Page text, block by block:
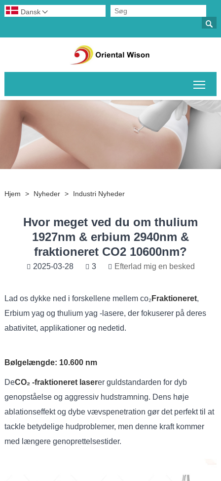

Dansk 
Hjem > Nyheder > Industri Nyheder
Hvor meget ved du om thulium
1927nm & erbium 2940nm &
fraktioneret CO2 10600nm?
2025-03-28 3 Efterlad mig en besked
Lad os dykke ned i forskellene mellem co₂Fraktioneret,
Erbium yag og thulium yag -lasere, der fokuserer på deres
abativitet, applikationer og nedetid.
Bølgelængde: 10.600 nm
DeCO₂ -fraktioneret laserer guldstandarden for dyb
genopståelse og aggressiv hudstramning. Dens høje
ablationseffekt og dybe vævspenetration gør det perfekt til at
tackle betydelige hudproblemer, men denne kraft kommer
med længere genoprettelsestider.